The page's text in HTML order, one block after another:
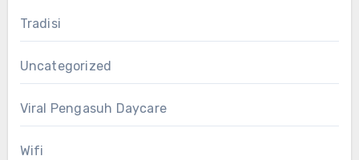
Tradisi
Uncategorized
Viral Pengasuh Daycare
Wifi